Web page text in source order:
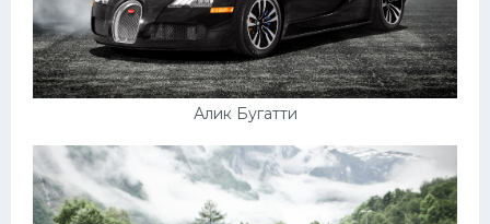
Алик Бугатти
Кадиллак
Автокемпер
Поезда
Мотоциклы